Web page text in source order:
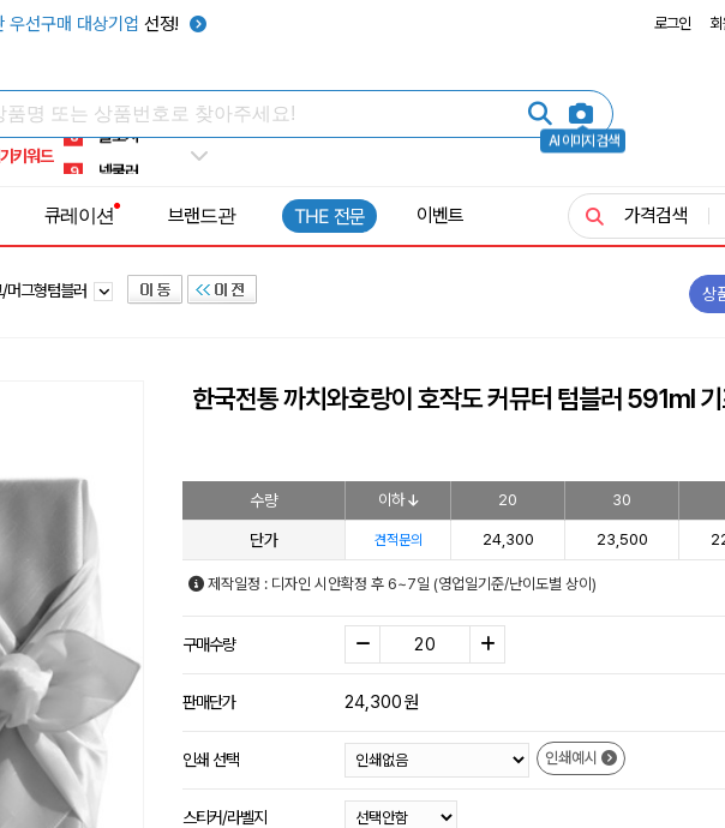
우선구매 대상기업 선정! 로그인
AI 이미지 검색
키워드
5 키캡
8 쿨토시
1 선풍기
큐레이션 브랜드관 THE 전문 이벤트 가격검색
머그형텀블러 상
한국전통 까치와호랑이 호작도 커뮤터 텀블러 591ml
수량 이하 20 30
단가 견적문의 24,300 23,500
제작일정 : 디자인 시안확정 후 6~7일 (영업일기준/난이도별 상이)
구매수량
판매단가 24,300원
인쇄 선택 인쇄예시
스티커/라벨지